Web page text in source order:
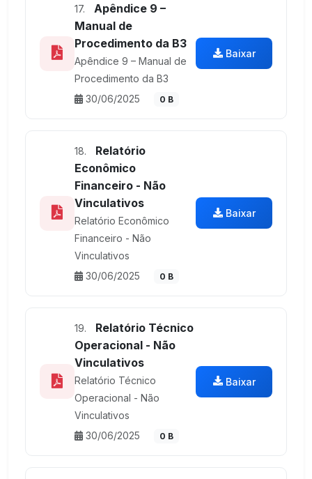
17.
Apêndice 9 –
Manual de
Procedimento da B3
Apêndice 9 – Manual de
Procedimento da B3
30/06/2025
0 B
Baixar
18.
Relatório
Econômico
Financeiro - Não
Vinculativos
Relatório Econômico
Financeiro - Não
Vinculativos
30/06/2025
0 B
Baixar
19.
Relatório Técnico
Operacional - Não
Vinculativos
Relatório Técnico
Operacional - Não
Vinculativos
30/06/2025
0 B
Baixar